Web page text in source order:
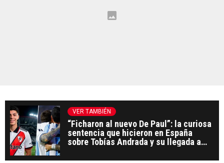
VER TAMBIÉN
“Ficharon al nuevo De Paul”: la curiosa
sentencia que hicieron en España
sobre Tobías Andrada y su llegada a